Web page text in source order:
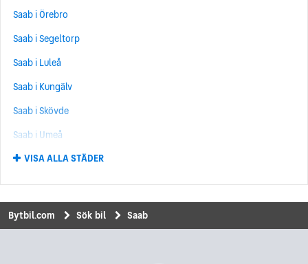
Saab 9-7X (2)
Saab 93 (1)
Saab i Örebro
Saab i Segeltorp
Saab i Luleå
Saab i Kungälv
Saab i Skövde
Saab i Umeå
Saab i Norrköping
Saab i Upplands Väsby
Saab i Eskilstuna
VISA ALLA STÄDER
Bytbil.com Sök bil Saab